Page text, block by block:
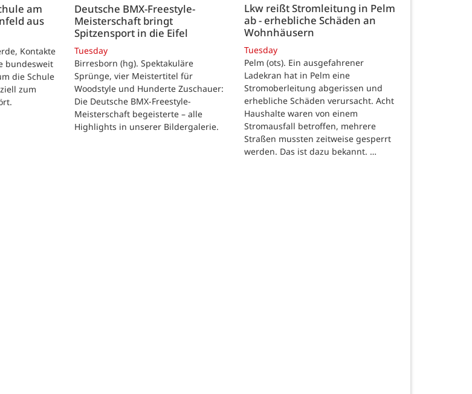
am
aus
Kontakte
bundesweit
die Schule
zum
Deutsche BMX-Freestyle-
Meisterschaft bringt
Spitzensport in die Eifel
Tuesday
Birresborn (hg). Spektakuläre
Sprünge, vier Meistertitel für
Woodstyle und Hunderte Zuschauer:
Die Deutsche BMX-Freestyle-
Meisterschaft begeisterte – alle
Highlights in unserer Bildergalerie.
Lkw reißt Stromleitung in Pelm
ab - erhebliche Schäden an
Wohnhäusern
Tuesday
Pelm (ots). Ein ausgefahrener
Ladekran hat in Pelm eine
Stromoberleitung abgerissen und
erhebliche Schäden verursacht. Acht
Haushalte waren von einem
Stromausfall betroffen, mehrere
Straßen mussten zeitweise gesperrt
werden. Das ist dazu bekannt. …